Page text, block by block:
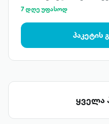
7 დღე უფასოდ
პაკეტის
ყველა